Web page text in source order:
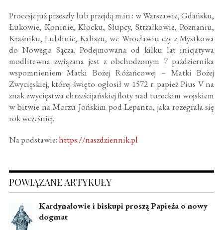
Procesje już przeszły lub przejdą m.in.: w Warszawie, Gdańsku,
Łukowie, Koninie, Kłocku, Słupcy, Strzałkowie, Poznaniu,
Kraśniku, Lublinie, Kaliszu, we Wrocławiu czy z Mystkowa
do Nowego Sącza. Podejmowana od kilku lat inicjatywa
modlitewna związana jest z obchodzonym 7 października
wspomnieniem Matki Bożej Różańcowej – Matki Bożej
Zwycięskiej, której święto ogłosił w 1572 r. papież Pius V na
znak zwycięstwa chrześcijańskiej floty nad tureckim wojskiem
w bitwie na Morzu Jońskim pod Lepanto, jaka rozegrała się
rok wcześniej.
Na podstawie:https://naszdziennik.pl
POWIĄZANE ARTYKUŁY
Kardynałowie i biskupi proszą Papieża o nowy
dogmat